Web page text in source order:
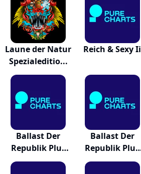
Laune der Natur
Spezialeditio...
Reich & Sexy Ii
Ballast Der
Republik Plus
Jub...
Ballast Der
Republik Plus
Jub...